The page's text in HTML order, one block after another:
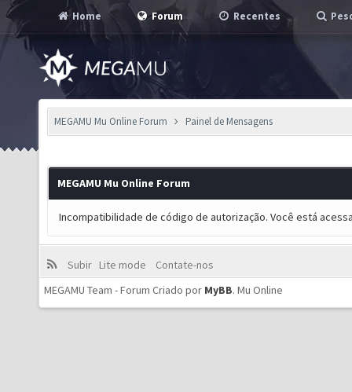
Home Forum Recentes
MEGAMU Mu Online Forum Painel de Mensagens
MEGAMU Mu Online Forum
Incompatibilidade de código de autorização. Você está
Subir Lite mode
Contate-nos
MEGAMU Team - Forum Criado por MyBB. Mu Online